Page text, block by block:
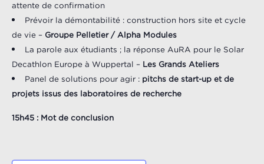
attente de confirmation
Prévoir la démontabilité : construction hors site et cycle
de vie – Groupe Pelletier / Alpha Modules
La parole aux étudiants ; la réponse AuRA pour le Solar
Decathlon Europe à Wuppertal – Les Grands Ateliers
Panel de solutions pour agir : pitchs de start-up et de
projets issus des laboratoires de recherche
15h45 : Mot de conclusion